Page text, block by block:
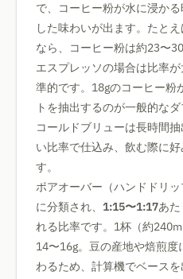
で、コーヒー粉が水に浸か
した味わいが出ます。たと
なら、コーヒー粉は約23〜
エスプレッソの場合は比率が
準的です。18gのコーヒー粉
トを抽出するのが一般的な
コールドブリューは長時間抽
い比率で仕込み、飲む際に
す。
ポアオーバー（ハンドドリ
に分類され、 1:15〜1:17あ
れる比率です。1杯（約
14〜16g。豆の産地や焙煎
わるため、計算機でベース